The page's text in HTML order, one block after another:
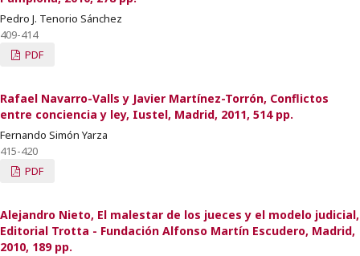
Pedro J. Tenorio Sánchez
409-414
PDF
Rafael Navarro-Valls y Javier Martínez-Torrón, Conflictos
entre conciencia y ley, Iustel, Madrid, 2011, 514 pp.
Fernando Simón Yarza
415-420
PDF
Alejandro Nieto, El malestar de los jueces y el modelo judicial,
Editorial Trotta - Fundación Alfonso Martín Escudero, Madrid,
2010, 189 pp.